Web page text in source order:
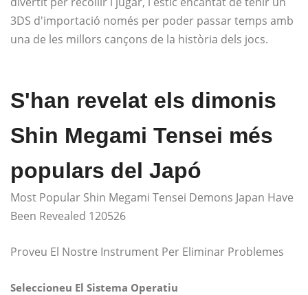
3DS d'importació només per poder passar temps amb
una de les millors cançons de la història dels jocs.
S'han revelat els dimonis
Shin Megami Tensei més
populars del Japó
Most Popular Shin Megami Tensei Demons Japan Have
Been Revealed 120526
Proveu El Nostre Instrument Per Eliminar Problemes
Seleccioneu El Sistema Operatiu